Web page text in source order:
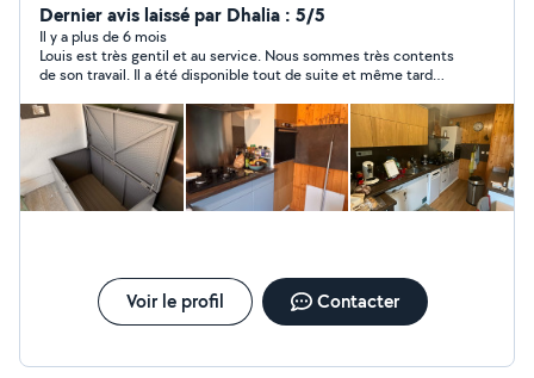
complètes de rénovation et d'aménagement intérieur à
Grenoble et environs : Rénovation complète : De la
conception de plans jusqu'à la réalisation clé en main
Placoplatre, peinture, enduit, rebouchage
professionnels Respect des normes et finitions soignées
Aménagement sur-mesure : Conception et pose de
cuisines équipées Dressings, bibliothèques, étagères
personnalisées Revêtements de sols : Pose de parquet
flottant avec finition durable Plinthes et seuils Services
engagements : Rapidité d'exécution, travaux minutieux,
respect des délais et prix compétitifs. Devis gratuit et
personnalisé N'hésitez pas à consulter mes avis clients
Dernier avis laissé par Dhalia : 5/5
Il y a plus de 6 mois
Louis est très gentil et au service. Nous sommes très contents
de son travail. Il a été disponible tout de suite et même tard
Voir le profil Contacter